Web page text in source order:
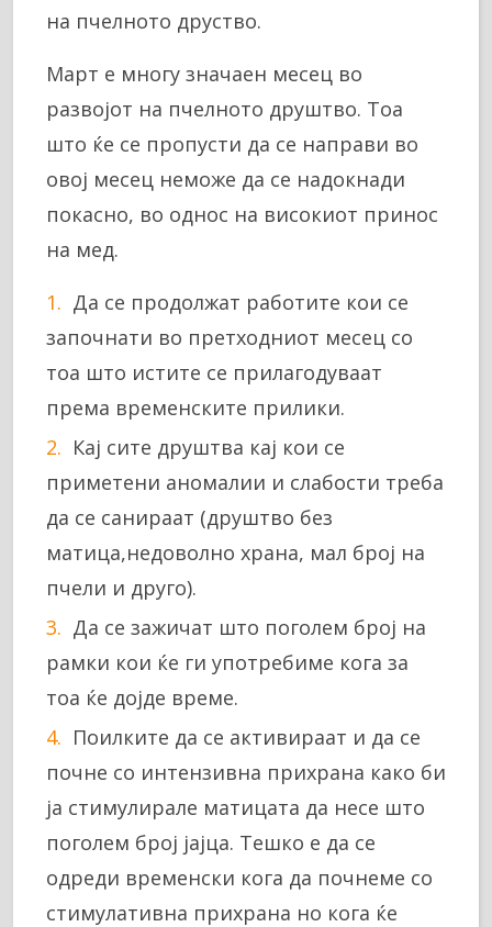
на пчелното друство.
Март е многу значаен месец во
развојот на пчелното друштво. Тоа
што ќе се пропусти да се направи во
овој месец неможе да се надокнади
покасно, во однос на високиот принос
на мед.
Да се продолжат работите кои се
започнати во претходниот месец со
тоа што истите се прилагодуваат
према временските прилики.
Кај сите друштва кај кои се
приметени аномалии и слабости треба
да се санираат (друштво без
матица,недоволно храна, мал број на
пчели и друго).
Да се зажичат што поголем број на
рамки кои ќе ги употребиме кога за
тоа ќе дојде време.
Поилките да се активираат и да се
почне со интензивна прихрана како би
ја стимулирале матицата да несе што
поголем број јајца. Тешко е да се
одреди временски кога да почнеме со
стимулативна прихрана но кога ќе